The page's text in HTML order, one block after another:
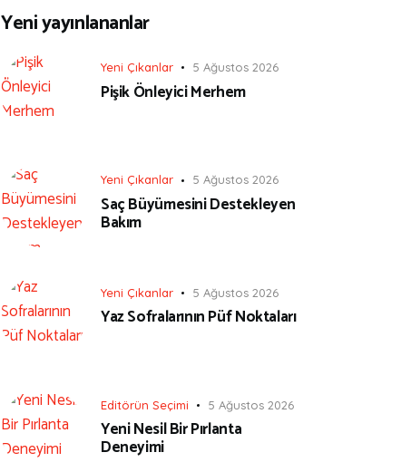
Yeni yayınlananlar
Yeni Çıkanlar 5 Ağustos 2026
Pişik Önleyici Merhem
Yeni Çıkanlar 5 Ağustos 2026
Saç Büyümesini Destekleyen
Bakım
Yeni Çıkanlar 5 Ağustos 2026
Yaz Sofralarının Püf Noktaları
Editörün Seçimi 5 Ağustos 2026
Yeni Nesil Bir Pırlanta
Deneyimi